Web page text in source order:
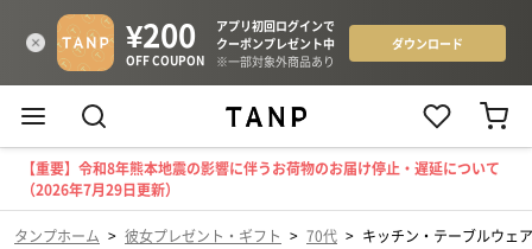
【重要】令和8年熊本地震の影響に伴うお荷物のお届け停止・遅延について
（2026年7月29日更新）
タンプホーム > 彼女プレゼント・ギフト > 70代 > キッチン・テーブルウェア